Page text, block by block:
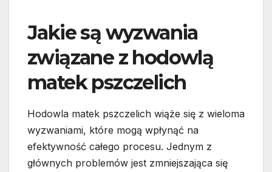
Jakie są wyzwania
związane z hodowlą
matek pszczelich
Hodowla matek pszczelich wiąże się z wieloma
wyzwaniami, które mogą wpłynąć na
efektywność całego procesu. Jednym z
głównych problemów jest zmniejszająca się